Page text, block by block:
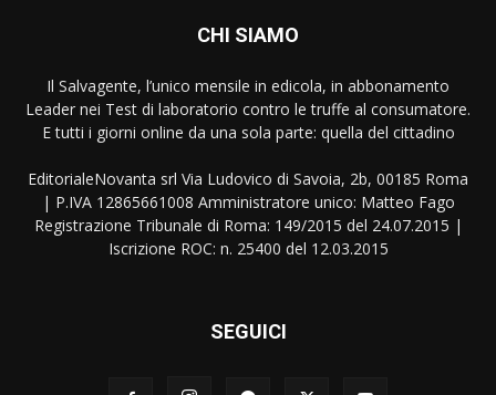
CHI SIAMO
Il Salvagente, l’unico mensile in edicola, in abbonamento
Leader nei Test di laboratorio contro le truffe al consumatore.
E tutti i giorni online da una sola parte: quella del cittadino
EditorialeNovanta srl Via Ludovico di Savoia, 2b, 00185 Roma
| P.IVA 12865661008 Amministratore unico: Matteo Fago
Registrazione Tribunale di Roma: 149/2015 del 24.07.2015 |
Iscrizione ROC: n. 25400 del 12.03.2015
SEGUICI